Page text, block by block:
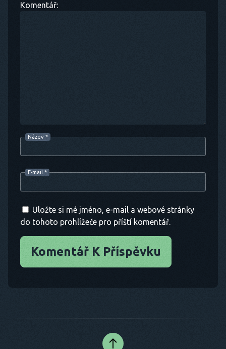
Komentář:
Název *
E-mail *
Uložte si mé jméno, e-mail a webové stránky
do tohoto prohlížeče pro příští komentář.
Komentář K Příspěvku